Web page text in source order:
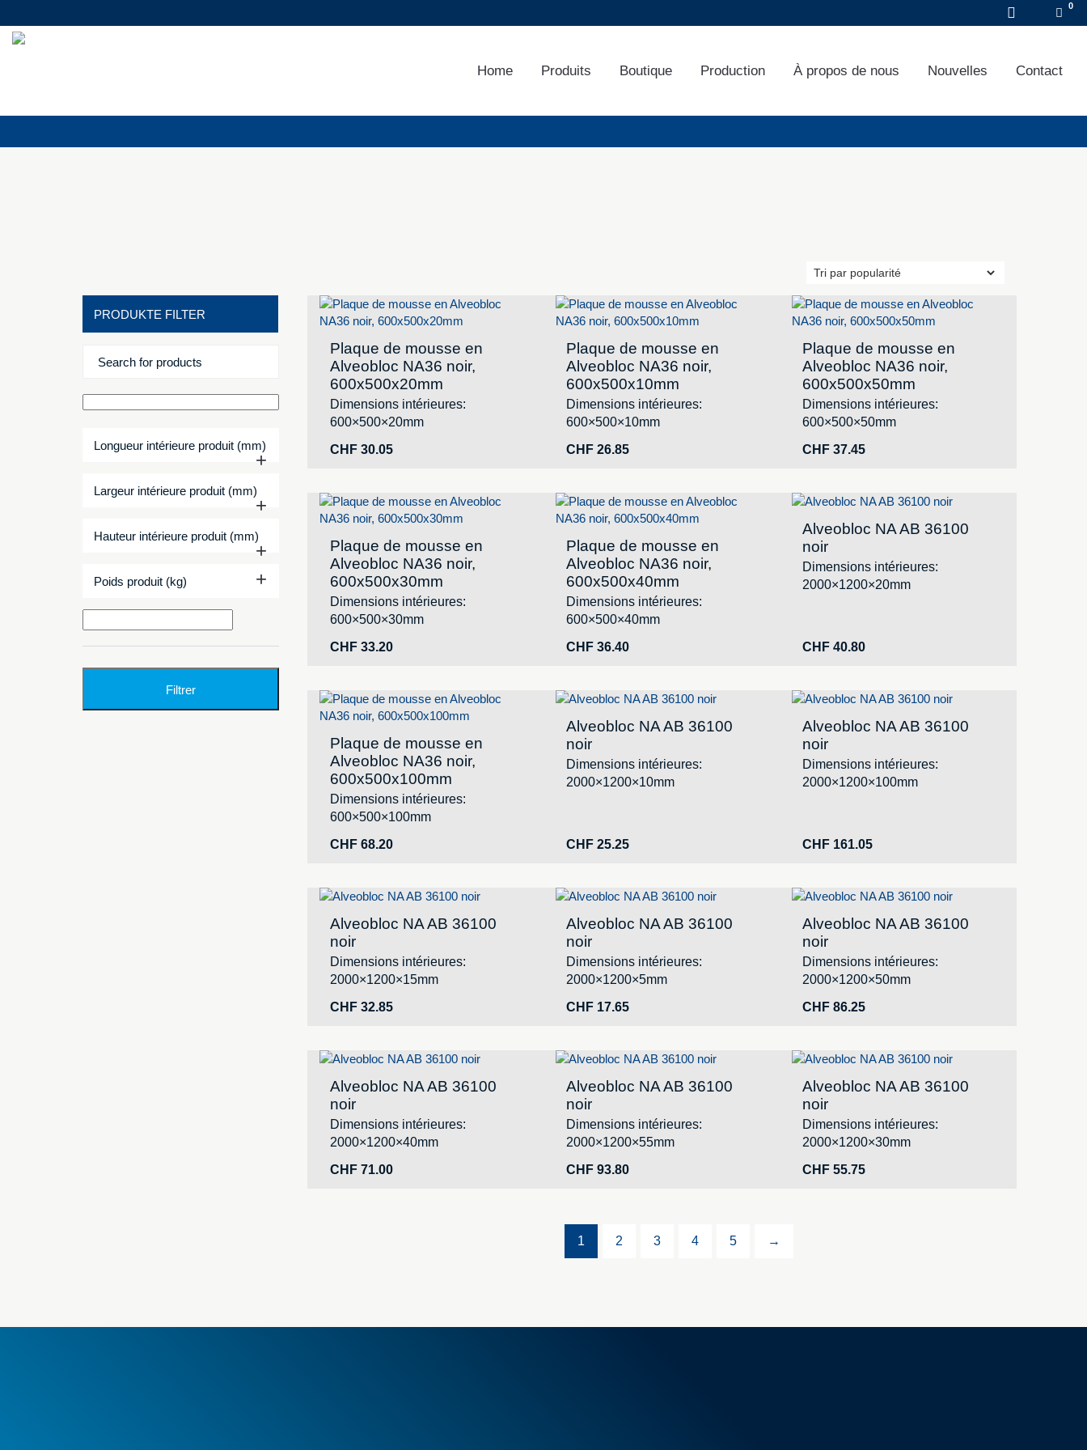
Home Produits Boutique Production À propos de nous Nouvelles Contact
PRODUKTE FILTER
Longueur intérieure produit (mm)
+
Largeur intérieure produit (mm)
+
Hauteur intérieure produit (mm)
+
Poids produit (kg) +
Filtrer
Plaque de mousse en
Alveobloc NA36 noir,
600x500x20mm
Dimensions intérieures:
600×500×20mm
CHF30.05
Plaque de mousse en
Alveobloc NA36 noir,
600x500x10mm
Dimensions intérieures:
600×500×10mm
CHF26.85
Plaque de mousse en
Alveobloc NA36 noir,
600x500x50mm
Dimensions intérieures:
600×500×50mm
CHF 37.45
Plaque de mousse en
Alveobloc NA36 noir,
600x500x30mm
Dimensions intérieures:
600×500×30mm
CHF33.20
Plaque de mousse en
Alveobloc NA36 noir,
600x500x40mm
Dimensions intérieures:
600×500×40mm
CHF36.40
Alveobloc NA AB 36100
noir
Dimensions intérieures:
2000×1200×20mm
CHF 40.80
Plaque de mousse en
Alveobloc NA36 noir,
600x500x100mm
Dimensions intérieures:
600×500×100mm
CHF68.20
Alveobloc NA AB 36100
noir
Dimensions intérieures:
2000×1200×10mm
CHF25.25
Alveobloc NA AB 36100
noir
Dimensions intérieures:
2000×1200×100mm
CHF 161.05
Alveobloc NA AB 36100
noir
Dimensions intérieures:
2000×1200×15mm
CHF32.85
Alveobloc NA AB 36100
noir
Dimensions intérieures:
2000×1200×5mm
CHF17.65
Alveobloc NA AB 36100
noir
Dimensions intérieures:
2000×1200×50mm
CHF 86.25
Alveobloc NA AB 36100
noir
Dimensions intérieures:
2000×1200×40mm
CHF71.00
Alveobloc NA AB 36100
noir
Dimensions intérieures:
2000×1200×55mm
CHF93.80
Alveobloc NA AB 36100
noir
Dimensions intérieures:
2000×1200×30mm
CHF 55.75
1 2 3 4 5 →